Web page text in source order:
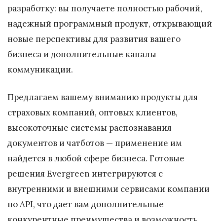
разработку: вы получаете полностью рабочий,
надежный программный продукт, открывающий
новые перспективы для развития вашего
бизнеса и дополнительные каналы
коммуникации.
Предлагаем вашему вниманию продукты для
страховых компаний, оптовых клиентов,
высокоточные системы распознавания
документов и чатботов — применение им
найдется в любой сфере бизнеса. Готовые
решения Evergreen интегрируются с
внутренними и внешними сервисами компании
по API, что дает вам дополнительные